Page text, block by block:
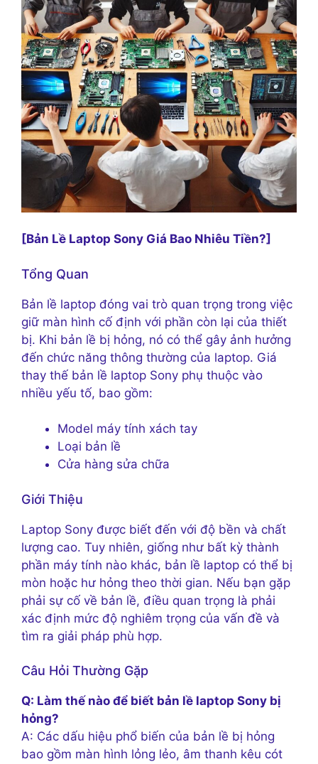
[Bản Lề Laptop Sony Giá Bao Nhiêu Tiền?]
Tổng Quan
Bản lề laptop đóng vai trò quan trọng trong việc
giữ màn hình cố định với phần còn lại của thiết
bị. Khi bản lề bị hỏng, nó có thể gây ảnh hưởng
đến chức năng thông thường của laptop. Giá
thay thế bản lề laptop Sony phụ thuộc vào
nhiều yếu tố, bao gồm:
Model máy tính xách tay
Loại bản lề
Cửa hàng sửa chữa
Giới Thiệu
Laptop Sony được biết đến với độ bền và chất
lượng cao. Tuy nhiên, giống như bất kỳ thành
phần máy tính nào khác, bản lề laptop có thể bị
mòn hoặc hư hỏng theo thời gian. Nếu bạn gặp
phải sự cố về bản lề, điều quan trọng là phải
xác định mức độ nghiêm trọng của vấn đề và
tìm ra giải pháp phù hợp.
Câu Hỏi Thường Gặp
Q: Làm thế nào để biết bản lề laptop Sony bị
hỏng?
A: Các dấu hiệu phổ biến của bản lề bị hỏng
bao gồm màn hình lỏng lẻo, âm thanh kêu cót